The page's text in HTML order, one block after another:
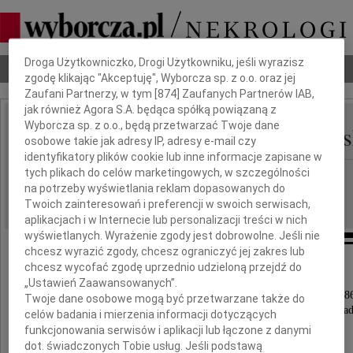
Nekrologi Odeszli Poradnik pogrzebowy
IMIĘ I NAZWISKO: Zygmunt Leon
REGION: Wrocław
DATA EMISJI: 06.07.2010
Z wielkim smutkiem zawiadamiamy,
że w dniu 28 czerwca 2010 roku odszedł w wieku
nasz ukochany Mąż, Tato, Teść, Dziadek i
Dbamy o Twoją prywatność
Droga Użytkowniczko, Drogi Użytkowniku, jeśli wyrazisz
zgodę klikając "Akceptuję", Wyborcza sp. z o.o. oraz jej
Zaufani Partnerzy, w tym [874 ] Zaufanych Partnerów IAB,
jak również Agora S.A. będąca spółką powiązaną z
Wyborcza sp. z o.o., będą przetwarzać Twoje dane
osobowe takie jak adresy IP, adresy e-mail czy
identyfikatory plików cookie lub inne informacje zapisane w
tych plikach do celów marketingowych, w szczególności
na potrzeby wyświetlania reklam dopasowanych do
Twoich zainteresowań i preferencji w swoich serwisach,
aplikacjach i w Internecie lub personalizacji treści w nich
wyświetlanych. Wyrażenie zgody jest dobrowolne. Jeśli nie
chcesz wyrazić zgody, chcesz ograniczyć jej zakres lub
chcesz wycofać zgodę uprzednio udzieloną przejdź do
„Ustawień Zaawansowanych”.
Twoje dane osobowe mogą być przetwarzane także do
celów badania i mierzenia informacji dotyczących
funkcjonowania serwisów i aplikacji lub łączone z danymi
dot. świadczonych Tobie usług. Jeśli podstawą